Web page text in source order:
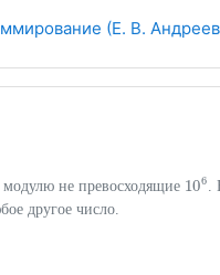
(Е. В.
не превосходящие 106
106.
другое число.